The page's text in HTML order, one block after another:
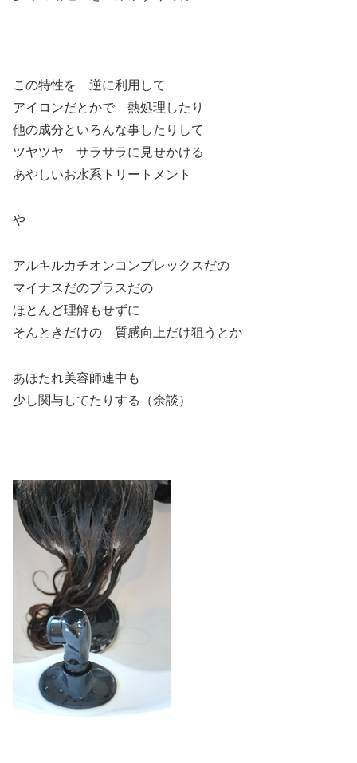
この特性を 逆に利用して
アイロンだとかで 熱処理したり
他の成分といろんな事したりして
ツヤツヤ サラサラに見せかける
あやしいお水系トリートメント
や
アルキルカチオンコンプレックスだの
マイナスだのプラスだの
ほとんど理解もせずに
そんときだけの 質感向上だけ狙うとか
あほたれ美容師連中も
少し関与してたりする（余談）